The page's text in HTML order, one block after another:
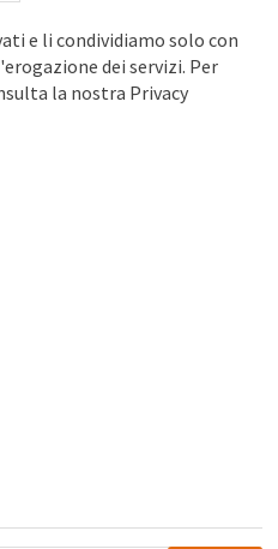
e li condividiamo solo con
dei servizi. Per
la nostra Privacy